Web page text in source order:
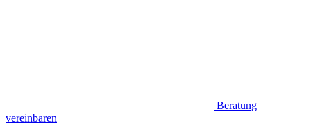
Beratung
vereinbaren